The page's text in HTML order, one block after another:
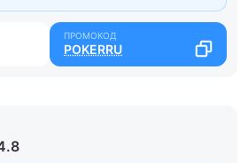
POKERRU